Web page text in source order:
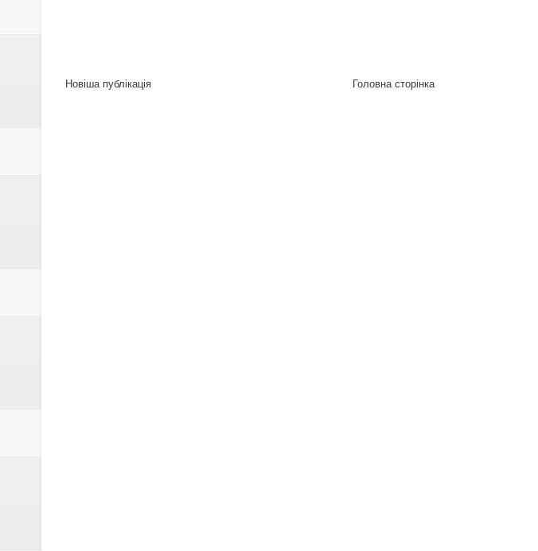
Новіша публікація Головна сторінка